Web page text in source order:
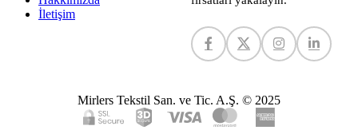
İletişim
Mirlers Tekstil San. ve Tic. A.Ş. © 2025